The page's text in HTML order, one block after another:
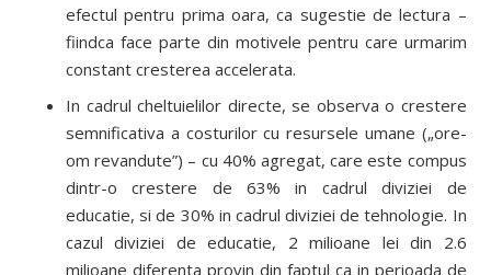
efectul pentru prima oara, ca sugestie de lectura –
fiindca face parte din motivele pentru care urmarim
constant cresterea accelerata.
In cadrul cheltuielilor directe, se observa o crestere
semnificativa a costurilor cu resursele umane („ore-
om revandute”) – cu 40% agregat, care este compus
dintr-o crestere de 63% in cadrul diviziei de
educatie, si de 30% in cadrul diviziei de tehnologie. In
cazul diviziei de educatie, 2 milioane lei din 2.6
milioane diferenta provin din faptul ca in perioada de